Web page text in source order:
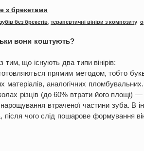
з брекетами
без брекетів терапевтичні вініри з композиту
вони коштують?
що існують два типи вінірів:
прямим методом, тобто
матеріалів, аналогічних
різців (до 60% втрати його площі) —
нарощування втраченої частини зуба. В
після чого слід пошарове формування